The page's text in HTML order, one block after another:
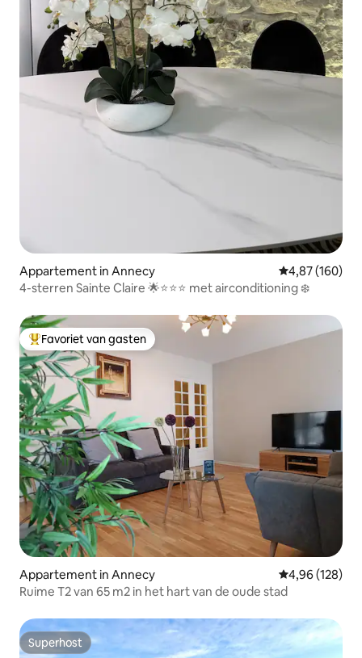
Appartement in Annecy Gemiddelde
4,87 (160)
4-sterren Sainte Claire 🌟⭐️⭐️⭐️ met airconditioning ❄️
Topfavoriet van gasten
Favoriet van gasten
Appartement in Annecy Gemiddelde
4,96 (128)
Ruime T2 van 65 m2 in het hart van de oude stad
Superhost
Superhost